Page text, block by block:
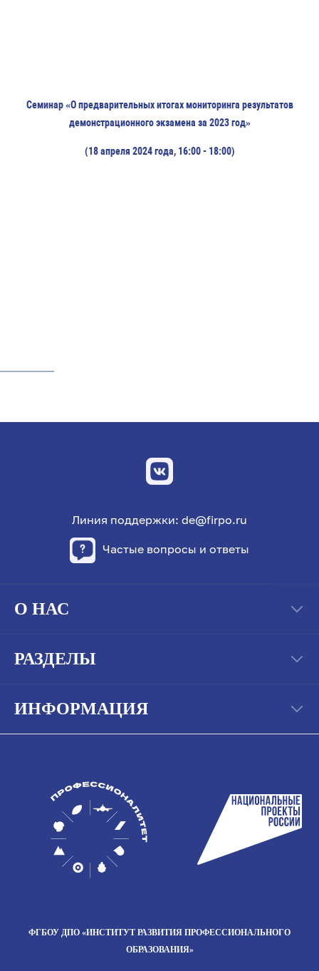
Семинар «О предварительных итогах мониторинга результатов
демонстрационного экзамена за 2023 год»
(18 апреля 2024 года, 16:00 - 18:00)
Линия поддержки: de@firpo.ru
Частые вопросы и ответы
О НАС
РАЗДЕЛЫ
ИНФОРМАЦИЯ
ФГБОУ ДПО «ИНСТИТУТ РАЗВИТИЯ ПРОФЕССИОНАЛЬНОГО
ОБРАЗОВАНИЯ»